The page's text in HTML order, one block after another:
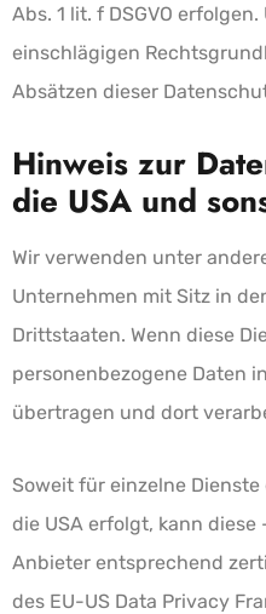
Abs. 1 lit. f DSGVO
einschlägigen
Absätzen dieser
Hinweis zur
die USA und
Wir verwenden unter
Unternehmen mit Sitz in
Drittstaaten. Wenn diese
personenbezogene Daten
übertragen und dort
Soweit für einzelne
die USA erfolgt, kann diese
Anbieter entsprechend
des EU-US Data Privacy